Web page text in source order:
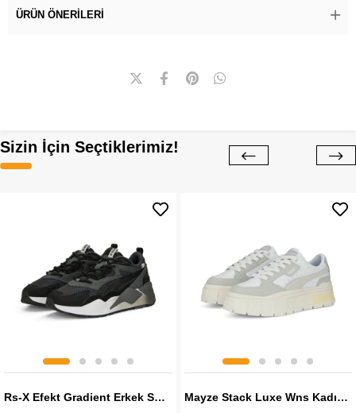
ÜRÜN ÖNERILERI
Sizin İçin Seçtiklerimiz!
Rs-X Efekt Gradient Erkek Sneaker Mayze Stack Luxe Wns Kadın Sneaker